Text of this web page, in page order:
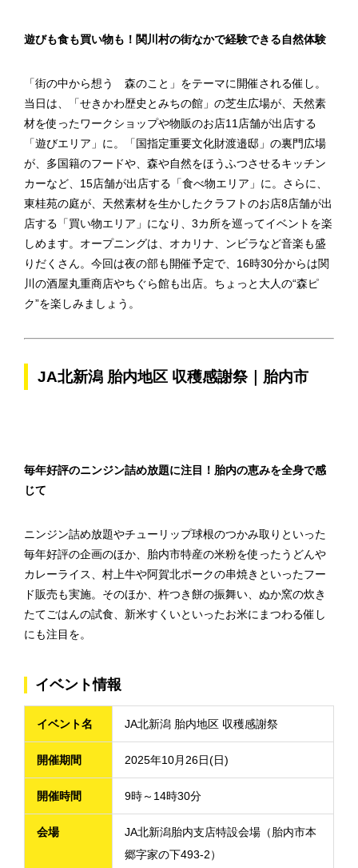
遊びも食も買い物も！関川村の街なかで経験できる自然体験
「街の中から想う 森のこと」をテーマに開催される催し。
当日は、「せきかわ歴史とみちの館」の芝生広場が、天然素
材を使ったワークショップや物販のお店11店舗が出店する
「遊びエリア」に。「国指定重要文化財渡邉邸」の裏門広場
が、多国籍のフードや、森や自然をほうふつさせるキッチン
カーなど、15店舗が出店する「食べ物エリア」に。さらに、
東桂苑の庭が、天然素材を生かしたクラフトのお店8店舗が出
店する「買い物エリア」になり、3カ所を巡ってイベントを楽
しめます。オープニングは、オカリナ、ンビラなど音楽も盛
りだくさん。今回は夜の部も開催予定で、16時30分からは関
川の酒屋丸重商店やちぐら館も出店。ちょっと大人の“森ピ
ク”を楽しみましょう。
JA北新潟 胎内地区 収穫感謝祭｜胎内市
毎年好評のニンジン詰め放題に注目！胎内の恵みを全身で感
じて
ニンジン詰め放題やチューリップ球根のつかみ取りといった
毎年好評の企画のほか、胎内市特産の米粉を使ったうどんや
カレーライス、村上牛や阿賀北ポークの串焼きといったフー
ド販売も実施。そのほか、杵つき餅の振舞い、ぬか窯の炊き
たてごはんの試食、新米すくいといったお米にまつわる催し
にも注目を。
イベント情報
イベント名 JA北新潟 胎内地区 収穫感謝祭
開催期間 2025年10月26日(日)
開催時間 9時～14時30分
会場
JA北新潟胎内支店特設会場（胎内市本
郷字家の下493-2）